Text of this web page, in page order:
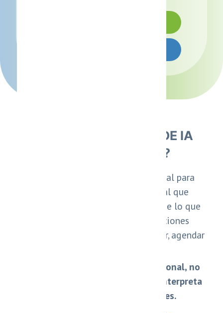
¿QUÉ ES UN AGENTE DE IA
PARA WHATSAPP?
Un Agente de Inteligencia Artificial para
WhatsApp es un asistente virtual que
conversa como un humano, entiende lo que
el cliente necesita y ejecuta acciones
automáticamente: responder, vender, agendar
A diferencia de un chatbot tradicional, no
usa respuestas rígidas, sino que interpreta
el contexto y toma decisiones.